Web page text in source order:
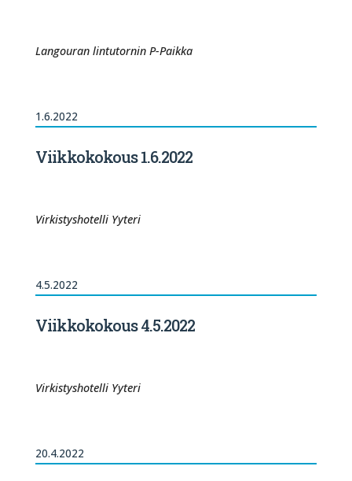
Langouran lintutornin P-Paikka
1.6.2022
Viikkokokous 1.6.2022
Virkistyshotelli Yyteri
4.5.2022
Viikkokokous 4.5.2022
Virkistyshotelli Yyteri
20.4.2022